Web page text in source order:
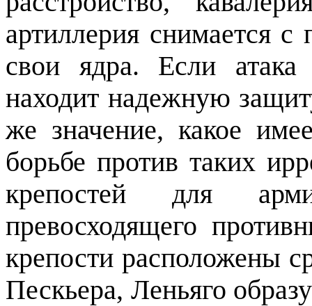
артиллерия снимается
свои ядра. Если атака
находит надежную
же значение, какое
борьбе против таких
крепостей для
превосходящего
крепости расположены
Пескьера, Леньяго